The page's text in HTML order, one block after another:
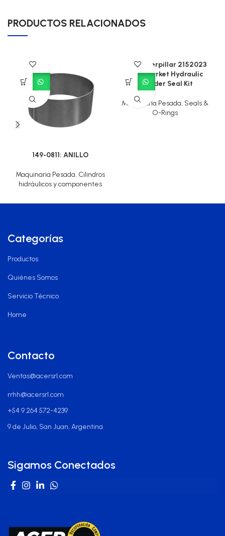
PRODUCTOS RELACIONADOS
149-0811: ANILLO
Maquinaria Pesada, Cilindros
hidráulicos y componentes
CAT Caterpillar 2152023
Aftermarket Hydraulic
Cylinder Seal Kit
Maquinaria Pesada, Seals &
O-Rings
Categorías
Productos
Quiénes Somos
Servicio Técnico
Home
Contacto
Ventas@acersrl.com
rrhh@acersrl.com
+54 9 264 572-4239
9 de Julio, San Juan, Argentina
Sigamos Conectados